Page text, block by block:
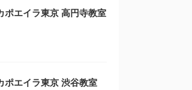
ポエイラ東京 高円寺教室
ポエイラ東京 渋谷教室